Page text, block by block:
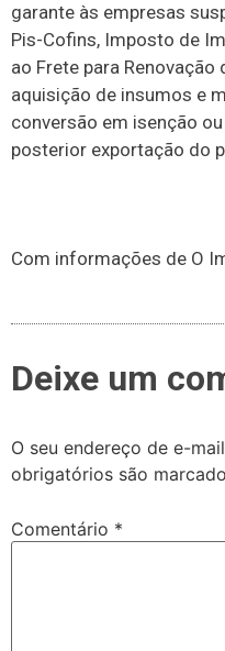
garante às empresas
Pis-Cofins, Imposto de
ao Frete para
aquisição de insumos e
conversão em isenção
posterior exportação do
Com informações de O
Deixe um
O seu endereço de e-
obrigatórios são
Comentário *